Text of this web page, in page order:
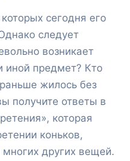
сегодня его
следует
возникает
иной предмет? Кто
жилось без
получите ответы в
которая
коньков,
других вещей.